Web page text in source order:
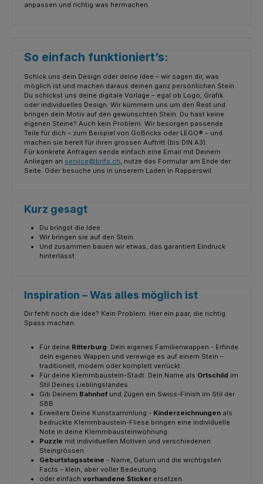
anpassen und richtig was hermachen.
So einfach funktioniert’s:
Schick uns dein Design oder deine Idee – wir sagen dir, was
möglich ist und machen daraus deinen ganz persönlichen Stein.
Du schickst uns deine digitale Vorlage – egal ob Logo, Grafik
oder individuelles Design. Wir kümmern uns um den Rest und
bringen dein Motiv auf den gewünschten Stein. Du hast keine
eigenen Steine? Auch kein Problem. Wir besorgen passende
Teile für dich – zum Beispiel von GoBricks oder LEGO® – und
machen sie bereit für ihren grossen Auftritt (bis DIN A3).
Für konkrete Anfragen sende einfach eine Email mit Deinem
Anliegen an service@brifs.ch , nutze das Formular am Ende der
Seite. Oder besuche uns in unserem Laden in Rapperswil.
Kurz gesagt
Du bringst die Idee.
Wir bringen sie auf den Stein.
Und zusammen bauen wir etwas, das garantiert Eindruck
hinterlässt.
Inspiration – Was alles möglich ist
Dir fehlt noch die Idee? Kein Problem. Hier ein paar, die richtig
Spass machen:
Für deine Ritterburg: Dein eigenes Familienwappen - Erfinde
dein eigenes Wappen und verewige es auf einem Stein –
traditionell, modern oder komplett verrückt.
Für deine Klemmbaustein-Stadt: Dein Name als Ortschild im
Stil Deines Lieblingslandes
Gib Deinem Bahnhof und Zügen ein Swiss-Finish im Stil der
SBB
Erweitere Deine Kunstsammlung - Kinderzeichnungen als
bedruckte Klemmbaustein-Fliese bringen eine individuelle
Note in deine Klemmbausteinwohnung.
Puzzle mit individuellen Motiven und verschiedenen
Steingrössen.
Geburtstagssteine - Name, Datum und die wichtigsten
Facts – klein, aber voller Bedeutung.
oder einfach vorhandene Stickerersetzen.